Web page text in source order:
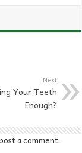
Next
Your Teeth
Enough?
a comment.